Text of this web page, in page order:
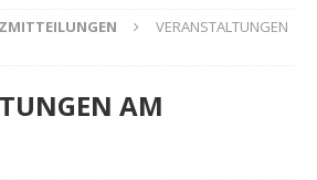
VERANSTALTUNGEN
AM